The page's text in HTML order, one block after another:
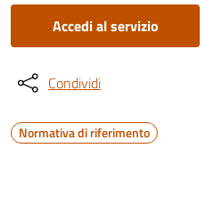
Accedi al servizio
Condividi
Normativa di riferimento